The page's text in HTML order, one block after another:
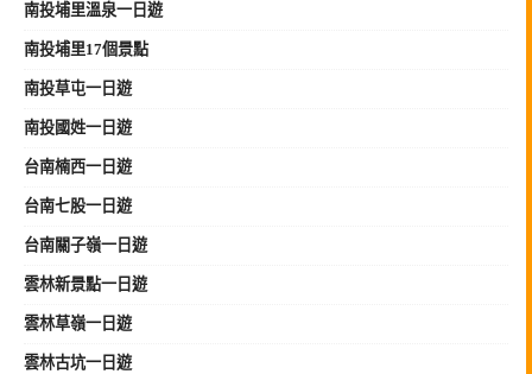
南投埔里溫泉一日遊
南投埔里17個景點
南投草屯一日遊
南投國姓一日遊
台南楠西一日遊
台南七股一日遊
台南關子嶺一日遊
雲林新景點一日遊
雲林草嶺一日遊
雲林古坑一日遊